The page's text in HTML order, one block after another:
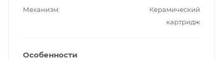
Механизм
Керамический
картридж
Особенности